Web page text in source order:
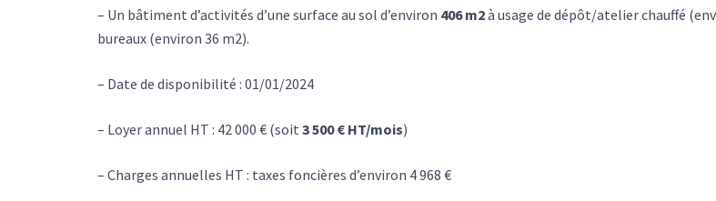
– Un bâtiment d’activités d’une surface au sol d’environ 406 m2à usage de dépôt/atelier chauffé
bureaux (environ 36 m2).
– Date de disponibilité : 01/01/2024
– Loyer annuel HT : 42 000 € (soit 3 500 € HT/mois)
– Charges annuelles HT : taxes foncières d’environ 4 968 €